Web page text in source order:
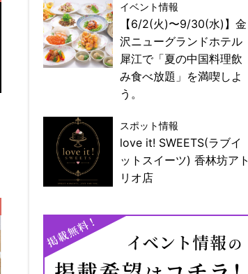
イベント情報
【6/2(火)〜9/30(水)】金
沢ニューグランドホテル
犀江で「夏の中国料理飲
み食べ放題」を満喫しよ
う。
スポット情報
love it! SWEETS(ラブイ
ットスイーツ) 香林坊アト
リオ店